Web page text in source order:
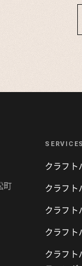
町
クラフト
クラフト
クラフト
クラフト
クラフト